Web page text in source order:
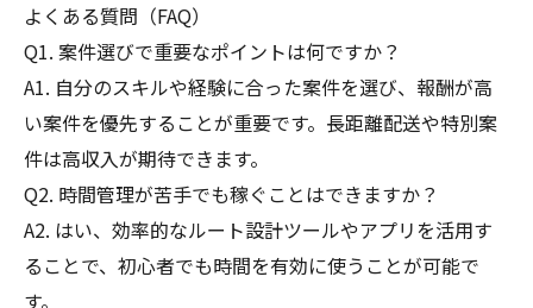
よくある質問（FAQ）
Q1. 案件選びで重要なポイントは何ですか？
A1. 自分のスキルや経験に合った案件を選び、報酬が高
い案件を優先することが重要です。長距離配送や特別案
件は高収入が期待できます。
Q2. 時間管理が苦手でも稼ぐことはできますか？
A2. はい、効率的なルート設計ツールやアプリを活用す
ることで、初心者でも時間を有効に使うことが可能で
す。